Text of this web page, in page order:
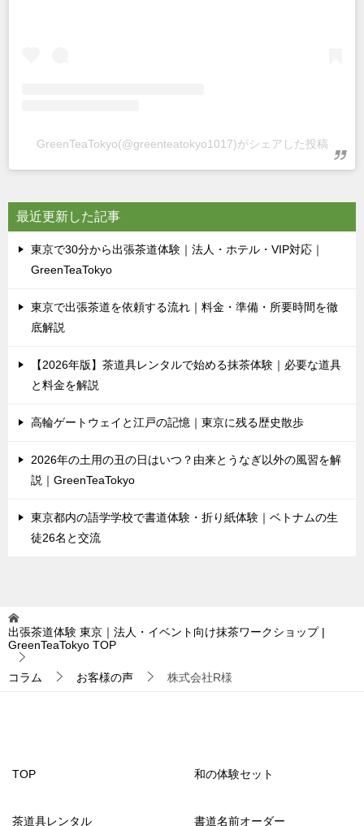
GreenTeaTokyo(@greenteatokyo1017)がシェアした投稿
最近更新した記事
東京で30分から出張茶道体験｜法人・ホテル・VIP対応｜
GreenTeaTokyo
東京で出張茶道を依頼する流れ｜料金・準備・所要時間を徹
底解説
【2026年版】茶道具レンタルで始める抹茶体験｜必要な道具
と料金を解説
高輪ゲートウェイと江戸の記憶｜東京に残る歴史散歩
2026年の土用の丑の日はいつ？由来とうなぎ以外の風習を解
説｜GreenTeaTokyo
東京都内の語学学校で書道体験・折り紙体験｜ベトナムの生
徒26名と交流
出張茶道体験 東京｜法人・イベント向け抹茶ワークショップ |
GreenTeaTokyo TOP
コラム お客様の声 株式会社R様
TOP 和の体験セット
茶道具レンタル 書道名前オーダー